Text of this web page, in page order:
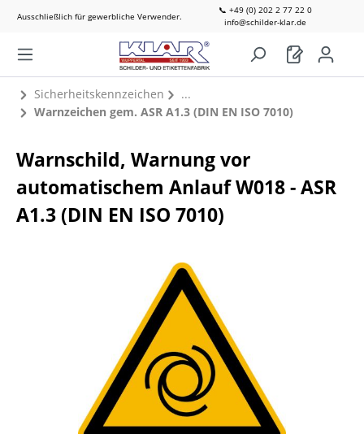
Ausschließlich für gewerbliche Verwender.
📞 +49 (0) 202 2 77 22 0
info@schilder-klar.de
Sicherheitskennzeichen
Warnzeichen gem. ASR A1.3 (DIN EN ISO 7010)
Warnschild, Warnung vor
automatischem Anlauf W018 - ASR
A1.3 (DIN EN ISO 7010)